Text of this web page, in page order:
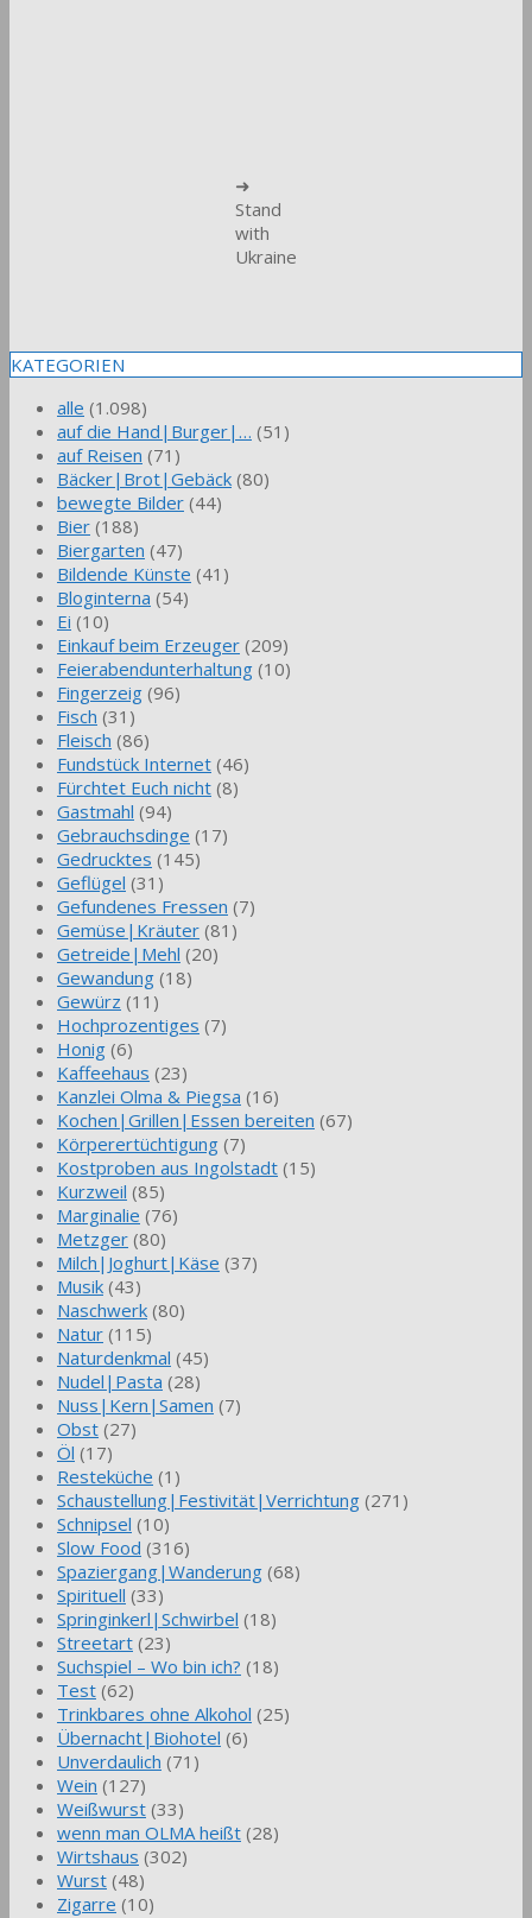
➜
Stand
with
Ukraine
KATEGORIEN
alle (1.098)
auf die Hand|Burger|… (51)
auf Reisen (71)
Bäcker|Brot|Gebäck (80)
bewegte Bilder (44)
Bier (188)
Biergarten (47)
Bildende Künste (41)
Bloginterna (54)
Ei (10)
Einkauf beim Erzeuger (209)
Feierabendunterhaltung (10)
Fingerzeig (96)
Fisch (31)
Fleisch (86)
Fundstück Internet (46)
Fürchtet Euch nicht (8)
Gastmahl (94)
Gebrauchsdinge (17)
Gedrucktes (145)
Geflügel (31)
Gefundenes Fressen (7)
Gemüse|Kräuter (81)
Getreide|Mehl (20)
Gewandung (18)
Gewürz (11)
Hochprozentiges (7)
Honig (6)
Kaffeehaus (23)
Kanzlei Olma & Piegsa (16)
Kochen|Grillen|Essen bereiten (67)
Körperertüchtigung (7)
Kostproben aus Ingolstadt (15)
Kurzweil (85)
Marginalie (76)
Metzger (80)
Milch|Joghurt|Käse (37)
Musik (43)
Naschwerk (80)
Natur (115)
Naturdenkmal (45)
Nudel|Pasta (28)
Nuss|Kern|Samen (7)
Obst (27)
Öl (17)
Resteküche (1)
Schaustellung|Festivität|Verrichtung (271)
Schnipsel (10)
Slow Food (316)
Spaziergang|Wanderung (68)
Spirituell (33)
Springinkerl|Schwirbel (18)
Streetart (23)
Suchspiel – Wo bin ich? (18)
Test (62)
Trinkbares ohne Alkohol (25)
Übernacht|Biohotel (6)
Unverdaulich (71)
Wein (127)
Weißwurst (33)
wenn man OLMA heißt (28)
Wirtshaus (302)
Wurst (48)
Zigarre (10)